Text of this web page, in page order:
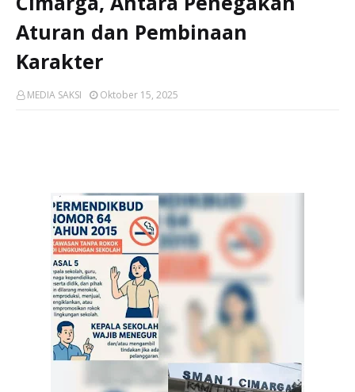
Aturan dan Pembinaan
Karakter
MEDIA SAKSI Oktober 15, 2025